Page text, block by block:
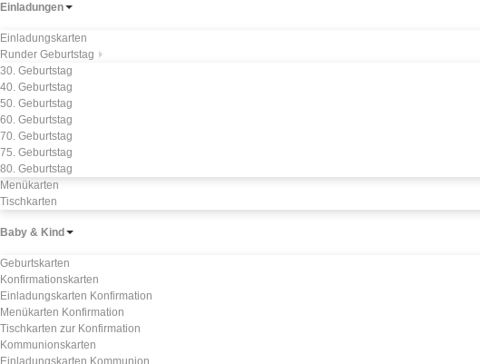
Einladungen
Einladungskarten
Runder Geburtstag
30. Geburtstag
40. Geburtstag
50. Geburtstag
60. Geburtstag
70. Geburtstag
75. Geburtstag
80. Geburtstag
Menükarten
Tischkarten
Baby & Kind
Geburtskarten
Konfirmationskarten
Einladungskarten Konfirmation
Menükarten Konfirmation
Tischkarten zur Konfirmation
Kommunionskarten
Einladungskarten Kommunion